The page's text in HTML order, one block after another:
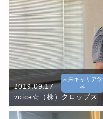
2019.09.17
未来キャリア学
科
voice☆（株）クロップス